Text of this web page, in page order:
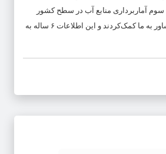
سوم آماربرداری منابع آب در سطح کشور
است که بیش از ۱۰۰ مشاور به ما کمک‌کردند و این اطلاعات ۶ ساله به